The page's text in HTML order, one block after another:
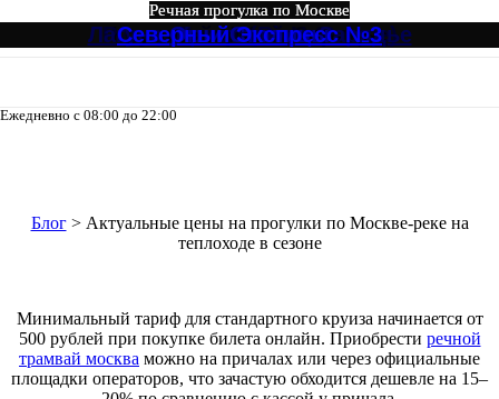
Ежедневно с 08:00 до 22:00
Блог> Актуальные цены на прогулки по Москве-реке на
теплоходе в сезоне
Минимальный тариф для стандартного круиза начинается от
500 рублей при покупке билета онлайн. Приобрести речной
трамвай москва можно на причалах или через официальные
площадки операторов, что зачастую обходится дешевле на 15–
Речная прогулка по Москве
Круговой №4 от Зарядье
Речная прогулка по Москве
Северный №3
Речная прогулка по Москве
Ривер Палас (River Palace)
Речная прогулка по Москве
Лагуна, Кристалл от Зарядье
Речная прогулка по Москве
Огни Столицы
Речная прогулка по Москве
Северный Экспресс №3